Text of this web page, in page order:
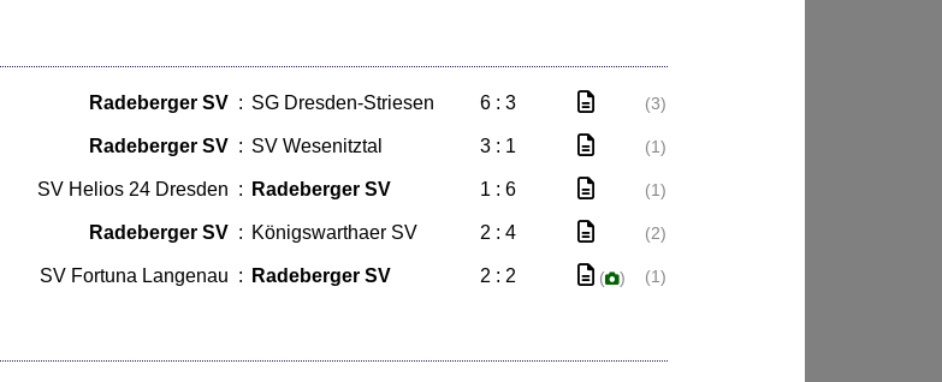
Radeberger SV : SG Dresden-Striesen 6 : 3 (3)
Radeberger SV : SV Wesenitztal 3 : 1 (1)
SV Helios 24 Dresden : Radeberger SV 1 : 6 (1)
Radeberger SV : Königswarthaer SV 2 : 4 (2)
SV Fortuna Langenau : Radeberger SV 2 : 2 ( ) (1)